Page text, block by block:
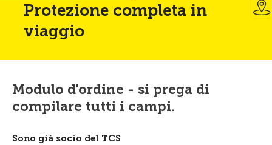
Protezione completa in
viaggio
Modulo d'ordine - si prega di
compilare tutti i campi.
Sono già socio del TCS